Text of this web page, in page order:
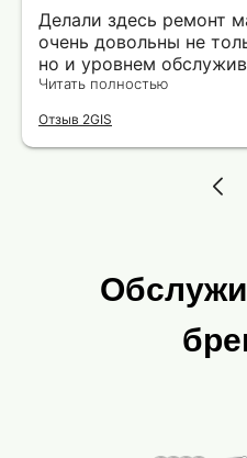
Делали здесь ремонт
очень довольны не
но и уровнем
машину пришлось
добраться до работы.
любезно предложил
отдельная
действительно ценят
Читать полностью
Отзыв 2GIS